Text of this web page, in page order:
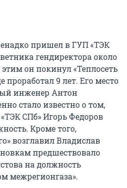
пришел в ГУП «ТЭК
гендиректора около
он покинул «Теплосеть
проработал 9 лет. Его место
инженер Антон
стало известно о том,
СПб» Игорь Федоров
Кроме того,
возглавил Владислав
предшествовало
на должность
межрегионгаза».